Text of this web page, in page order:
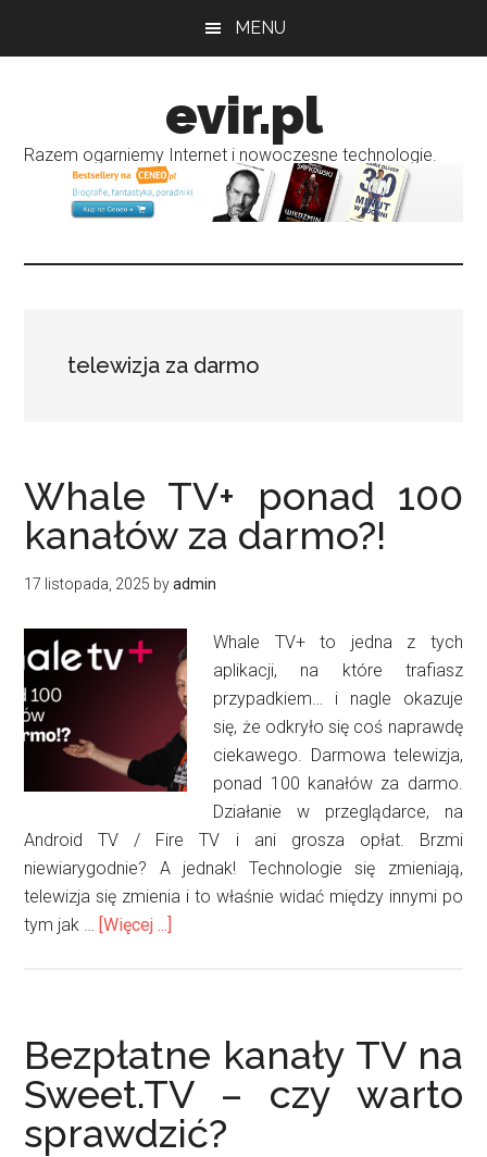
MENU
evir.pl
Razem ogarniemy Internet i nowoczesne technologie.
telewizja za darmo
Whale TV+ ponad 100
kanałów za darmo?!
17 listopada, 2025 byadmin
Whale TV+ to jedna z tych
aplikacji, na które trafiasz
przypadkiem… i nagle okazuje
się, że odkryło się coś naprawdę
ciekawego. Darmowa telewizja,
ponad 100 kanałów za darmo.
Działanie w przeglądarce, na
Android TV / Fire TV i ani grosza opłat. Brzmi
niewiarygodnie? A jednak! Technologie się zmieniają,
telewizja się zmienia i to właśnie widać między innymi po
tym jak … [Więcej ...]
kanałów
za
darmo?!
Bezpłatne kanały TV na
Sweet.TV – czy warto
sprawdzić?